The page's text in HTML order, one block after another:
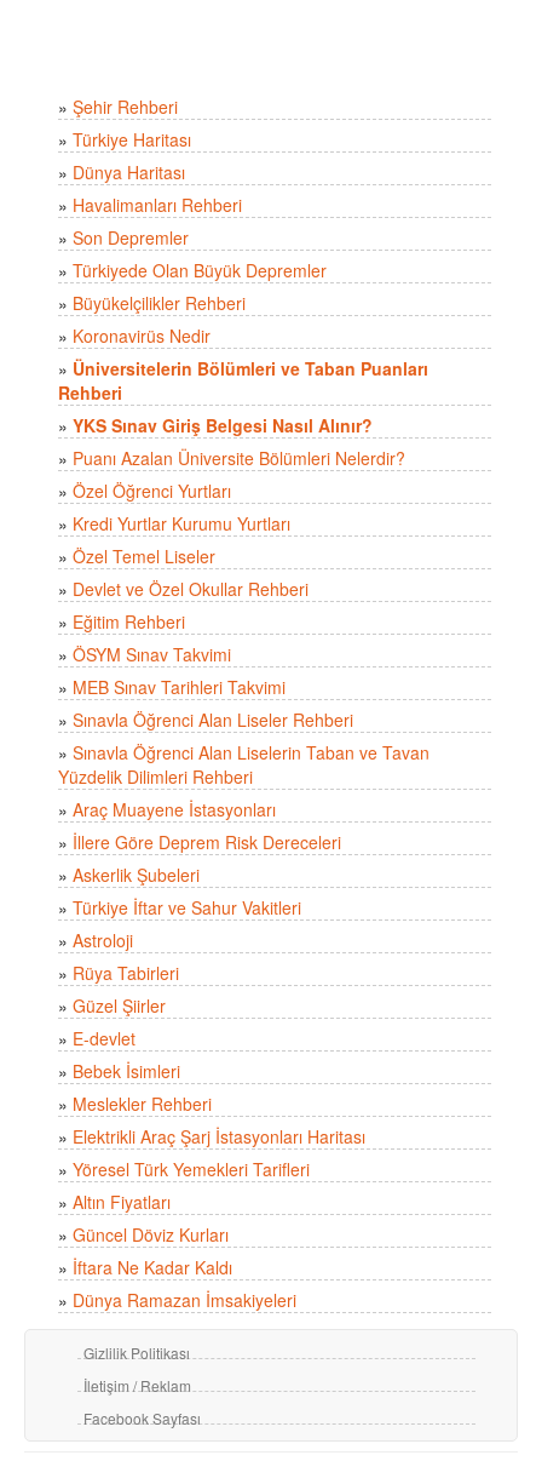
» Şehir Rehberi
» Türkiye Haritası
» Dünya Haritası
» Havalimanları Rehberi
» Son Depremler
» Türkiyede Olan Büyük Depremler
» Büyükelçilikler Rehberi
» Koronavirüs Nedir
» Üniversitelerin Bölümleri ve Taban Puanları
Rehberi
» YKS Sınav Giriş Belgesi Nasıl Alınır?
» Puanı Azalan Üniversite Bölümleri Nelerdir?
» Özel Öğrenci Yurtları
» Kredi Yurtlar Kurumu Yurtları
» Özel Temel Liseler
» Devlet ve Özel Okullar Rehberi
» Eğitim Rehberi
» ÖSYM Sınav Takvimi
» MEB Sınav Tarihleri Takvimi
» Sınavla Öğrenci Alan Liseler Rehberi
» Sınavla Öğrenci Alan Liselerin Taban ve Tavan
Yüzdelik Dilimleri Rehberi
» Araç Muayene İstasyonları
» İllere Göre Deprem Risk Dereceleri
» Askerlik Şubeleri
» Türkiye İftar ve Sahur Vakitleri
» Astroloji
» Rüya Tabirleri
» Güzel Şiirler
» E-devlet
» Bebek İsimleri
» Meslekler Rehberi
» Elektrikli Araç Şarj İstasyonları Haritası
» Yöresel Türk Yemekleri Tarifleri
» Altın Fiyatları
» Güncel Döviz Kurları
» İftara Ne Kadar Kaldı
» Dünya Ramazan İmsakiyeleri
Gizlilik Politikası
İletişim / Reklam
Facebook Sayfası